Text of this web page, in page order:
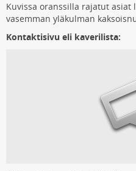
Kuvissa oranssilla rajatut asiat
vasemman yläkulman
Kontaktisivu eli kaverilista: